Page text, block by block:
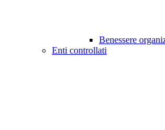
Benessere
Enti controllati